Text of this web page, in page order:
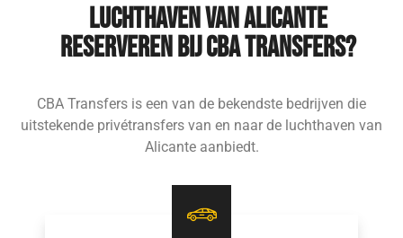
luchthaven van Alicante
reserveren bij CBA Transfers?
CBA Transfers is een van de bekendste bedrijven die
uitstekende privétransfers van en naar de luchthaven van
Alicante aanbiedt.